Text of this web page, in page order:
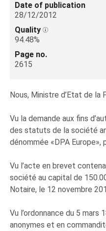
Date of publication
28/12/2012
Quality
94.48%
Page no.
2615
Nous, Ministre d’Etat de la
Vu la demande aux fins
des statuts de la société
dénommée «DPA
Vu l’acte en brevet
société au capital de
Notaire, le 12 novembre
Vu l’ordonnance du 5 mars
anonymes et en